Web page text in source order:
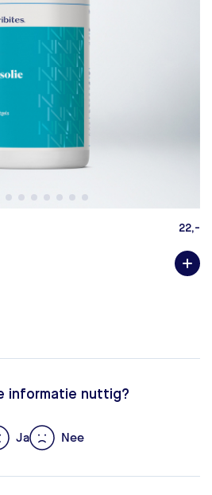
22,-
informatie nuttig?
Ja Nee